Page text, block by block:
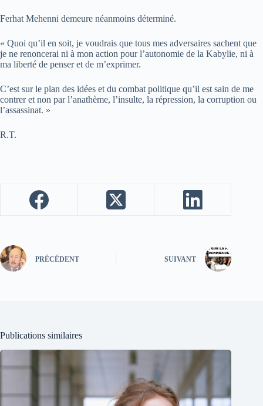
Ferhat Mehenni demeure néanmoins déterminé.
« Quoi qu’il en soit, je voudrais que tous mes adversaires sachent que
je ne renoncerai ni à mon action pour l’autonomie de la Kabylie, ni à
ma liberté de penser et de m’exprimer.
C’est sur le plan des idées et du combat politique qu’il est sain de me
contrer et non par l’anathème, l’insulte, la répression, la corruption ou
l’assassinat. »
R.T.
PRÉCÉDENT SUIVANT
Publications similaires